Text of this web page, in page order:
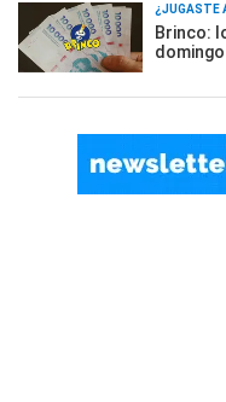
¿JUGASTE
Brinco: